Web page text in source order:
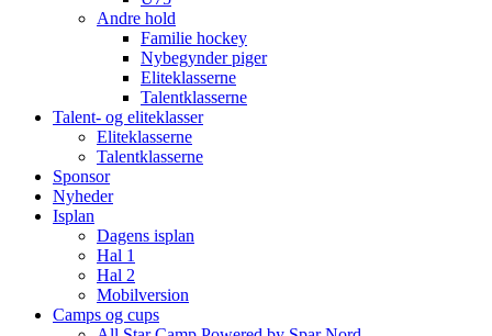
Andre hold
Familie hockey
Nybegynder piger
Eliteklasserne
Talentklasserne
Talent- og eliteklasser
Eliteklasserne
Talentklasserne
Sponsor
Nyheder
Isplan
Dagens isplan
Hal 1
Hal 2
Mobilversion
Camps og cups